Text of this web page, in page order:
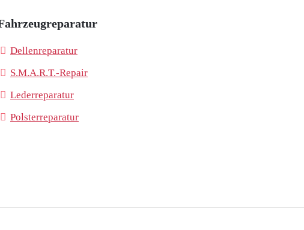
Dellenreparatur
S.M.A.R.T.-Repair
Lederreparatur
Polsterreparatur